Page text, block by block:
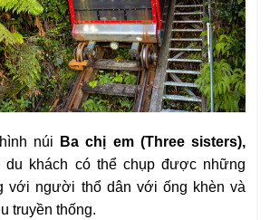
núi Ba chị em (Threesisters),
du khách có thể chụp được những
với người thổ dân với ống khèn và
truyền thống.